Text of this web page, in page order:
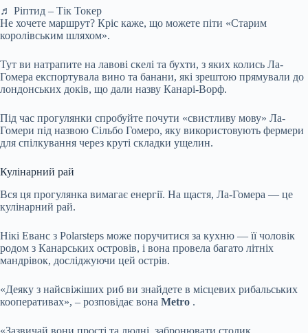
♬ Ріптид – Тік Токер
Не хочете маршрут? Кріс каже, що можете піти «Старим
королівським шляхом».
Тут ви натрапите на лавові скелі та бухти, з яких колись Ла-
Гомера експортувала вино та банани, які зрештою прямували до
лондонських доків, що дали назву Канарі-Ворф.
Під час прогулянки спробуйте почути «свистливу мову» Ла-
Гомери під назвою Сільбо Гомеро, яку використовують фермери
для спілкування через круті складки ущелин.
Кулінарний рай
Вся ця прогулянка вимагає енергії. На щастя, Ла-Гомера — це
кулінарний рай.
Нікі Еванс з Polarsteps може поручитися за кухню — її чоловік
родом з Канарських островів, і вона провела багато літніх
мандрівок, досліджуючи цей острів.
«Деяку з найсвіжіших риб ви знайдете в місцевих рибальських
кооперативах», – розповідає вона Metro .
«Зазвичай вони прості та людні, забронювати столик